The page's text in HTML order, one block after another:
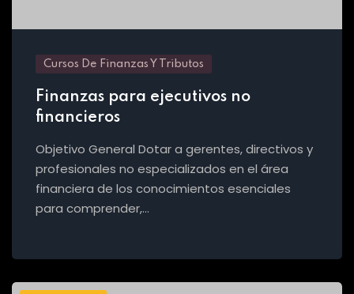
Cursos De Finanzas Y Tributos
Finanzas para ejecutivos no
financieros
Objetivo General Dotar a gerentes, directivos y
profesionales no especializados en el área
financiera de los conocimientos esenciales
para comprender,…